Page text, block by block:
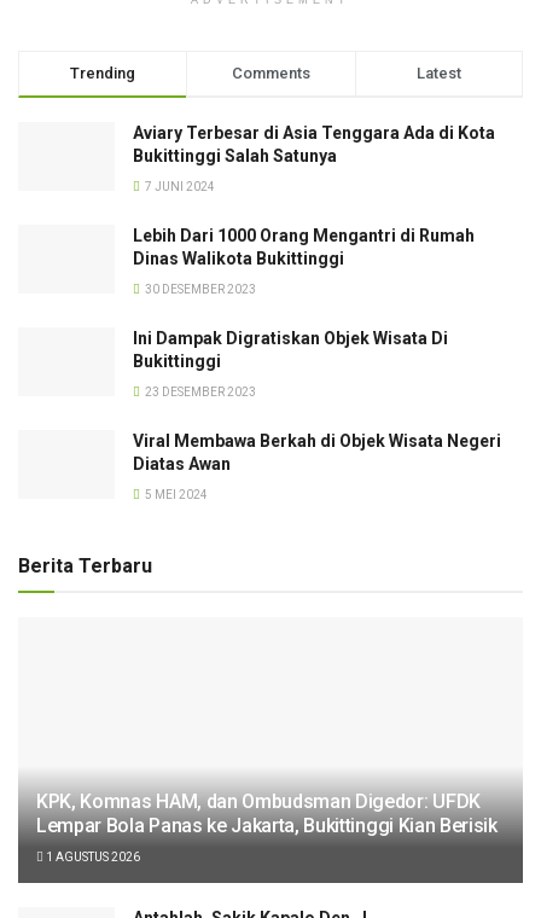
Trending Comments Latest
Aviary Terbesar di Asia Tenggara Ada di Kota
Bukittinggi Salah Satunya
7 JUNI 2024
Lebih Dari 1000 Orang Mengantri di Rumah
Dinas Walikota Bukittinggi
30 DESEMBER 2023
Ini Dampak Digratiskan Objek Wisata Di
Bukittinggi
23 DESEMBER 2023
Viral Membawa Berkah di Objek Wisata Negeri
Diatas Awan
5 MEI 2024
Berita Terbaru
KPK, Komnas HAM, dan Ombudsman Digedor: UFDK
Lempar Bola Panas ke Jakarta, Bukittinggi Kian Berisik
1 AGUSTUS 2026